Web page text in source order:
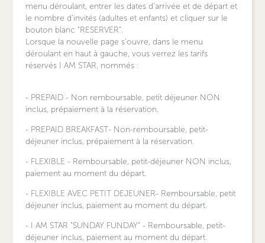
menu déroulant, entrer les dates d'arrivée et de départ et
le nombre d'invités (adultes et enfants) et cliquer sur le
bouton blanc "RESERVER".
Lorsque la nouvelle page s'ouvre, dans le menu
déroulant en haut à gauche, vous verrez les tarifs
réservés I AM STAR, nommés :
- PREPAID - Non remboursable, petit déjeuner NON
inclus, prépaiement à la réservation.
- PREPAID BREAKFAST- Non-remboursable, petit-
déjeuner inclus, prépaiement à la réservation.
- FLEXIBLE - Remboursable, petit-déjeuner NON inclus,
paiement au moment du départ.
- FLEXIBLE AVEC PETIT DEJEUNER- Remboursable, petit
déjeuner inclus, paiement au moment du départ.
- I AM STAR "SUNDAY FUNDAY" - Remboursable, petit-
déjeuner inclus, paiement au moment du départ.